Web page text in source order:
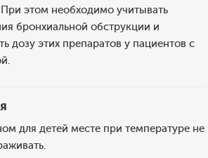
этом необходимо учитывать
бронхиальной обструкции и
дозу этих препаратов у пациентов с
для детей месте при температуре не